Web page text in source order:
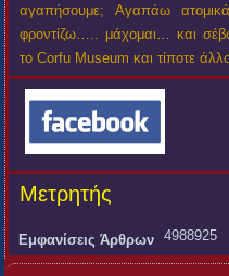
αγαπήσουμε; Αγαπάω
φροντίζω….. μάχομαι… και
το Corfu Museum και τίποτε
Μετρητής
Εμφανίσεις Άρθρων 4988925